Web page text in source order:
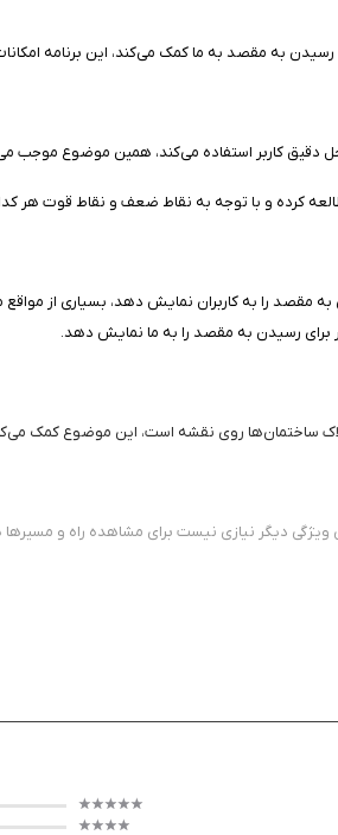
به مقصد به ما کمک می‌کند، این برنامه
کرده و با توجه به نقاط ضعف و نقاط قوت هر
مقصد را به کاربران نمایش دهد، بسیاری از
روی نقشه است، این موضوع کمک
دیگر نیازی نیست برای مشاهده راه و
مشخص وجود دست انداز را به شما اعلان